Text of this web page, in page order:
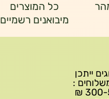
כל המוצרים
מיבואנים רשמיים
החגים ייתכן
משלוחים :
ברכישה עד 299₪ עלות משלוח 22₪, ברכישה של 300-599 ₪